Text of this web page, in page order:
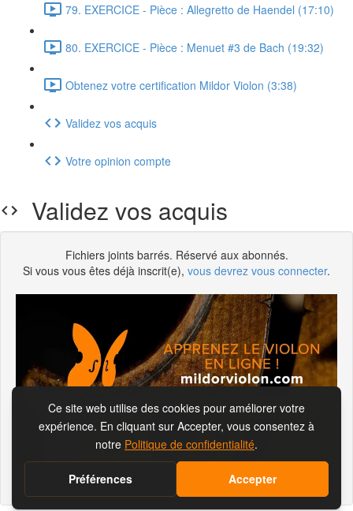
79. EXERCICE - Pièce : Allegretto de Haendel (17:10)
80. EXERCICE - Pièce : Menuet #3 de Bach (19:32)
Obtenez votre certification Mildor Violon (3:38)
Validez vos acquis
Votre opinion compte
Validez vos acquis
Fichiers joints barrés. Réservé aux abonnés.
Si vous vous êtes déjà inscrit(e), vous devrez vous connecter.
S'abonner pour visionner